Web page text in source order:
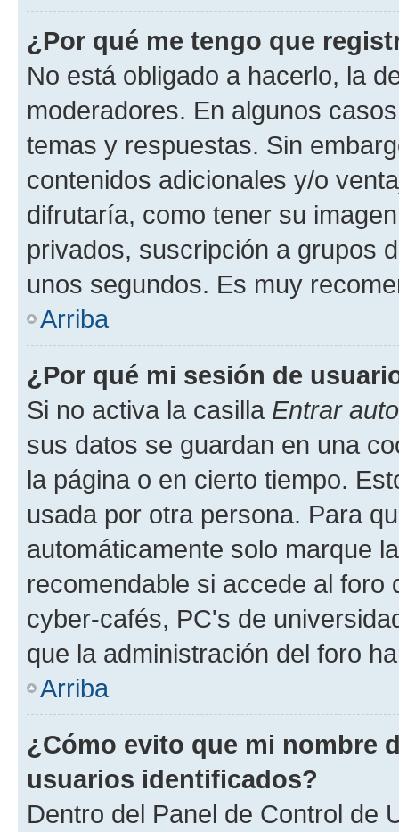
¿Por qué me tengo que
No está obligado a hacerlo, la
moderadores. En algunos
temas y respuestas. Sin
contenidos adicionales y/o
difrutaría, como tener su
privados, suscripción a grupos
unos segundos. Es muy
Arriba
¿Por qué mi sesión de
Si no activa la casilla Entrar
sus datos se guardan en una
la página o en cierto tiempo.
usada por otra persona. Para
automáticamente solo marque
recomendable si accede al foro
cyber-cafés, PC's de
que la administración del foro
Arriba
¿Cómo evito que mi nombre
usuarios identificados?
Dentro del Panel de Control de